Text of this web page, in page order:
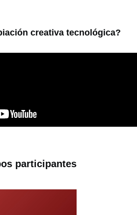
creativa tecnológica?
participantes